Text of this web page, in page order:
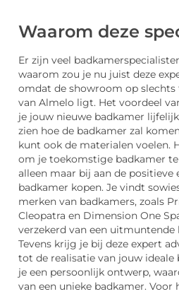
Waarom deze
Er zijn veel
waarom zou je nu juist deze
omdat de showroom op
van Almelo ligt. Het voordeel
je jouw nieuwe badkamer
zien hoe de badkamer zal
kunt ook de materialen voelen.
om je toekomstige badkamer
alleen maar bij aan de positieve
badkamer kopen. Je vindt
merken van badkamers, zoals
Cleopatra en Dimension One
verzekerd van een
Tevens krijg je bij deze expert
tot de realisatie van jouw ideale
je een persoonlijk ontwerp,
van een unieke badkamer. Voor